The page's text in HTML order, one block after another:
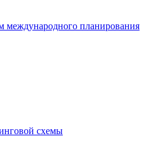
международного планирования
схемы